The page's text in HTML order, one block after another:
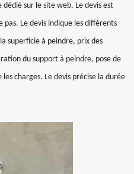
sur le site web. Le devis est
pas. Le devis indique les différents
superficie à peindre, prix des
du support à peindre, pose de
charges. Le devis précise la durée